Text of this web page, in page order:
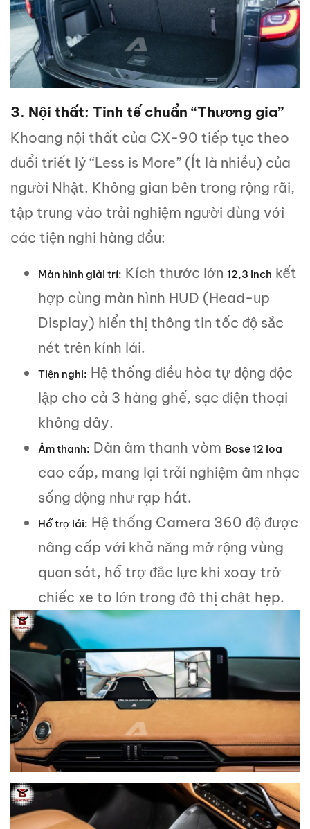
3. Nội thất: Tinh tế chuẩn “Thương gia”
Khoang nội thất của CX-90 tiếp tục theo
đuổi triết lý “Less is More” (Ít là nhiều) của
người Nhật. Không gian bên trong rộng rãi,
tập trung vào trải nghiệm người dùng với
các tiện nghi hàng đầu:
Màn hình giải trí: Kích thước lớn 12,3 inch kết
hợp cùng màn hình HUD (Head-up
Display) hiển thị thông tin tốc độ sắc
nét trên kính lái.
Tiện nghi: Hệ thống điều hòa tự động độc
lập cho cả 3 hàng ghế, sạc điện thoại
không dây.
Âm thanh: Dàn âm thanh vòm Bose 12 loa
cao cấp, mang lại trải nghiệm âm nhạc
sống động như rạp hát.
Hỗ trợ lái: Hệ thống Camera 360 độ được
nâng cấp với khả năng mở rộng vùng
quan sát, hỗ trợ đắc lực khi xoay trở
chiếc xe to lớn trong đô thị chật hẹp.